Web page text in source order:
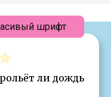
ли дождь
шрифт